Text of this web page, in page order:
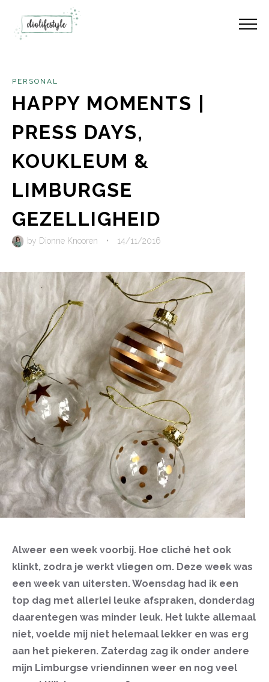
PERSONAL
HAPPY MOMENTS |
PRESS DAYS,
KOUKLEUM &
LIMBURGSE
GEZELLIGHEID
by Dionne Knooren • 14/11/2016
Alweer een week voorbij. Hoe cliché het ook
klinkt, zodra je werkt vliegen om. Deze week was
een week van uitersten. Woensdag had ik een
top dag met allerlei leuke afspraken, donderdag
daarentegen was minder leuk. Het lukte allemaal
niet, voelde mij niet helemaal lekker en was erg
aan het piekeren. Zaterdag zag ik onder andere
mijn Limburgse vriendinnen weer en nog veel